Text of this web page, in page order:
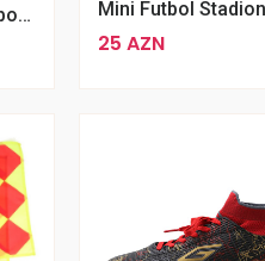
Rəngli Konuslar Futbol Məşqləri Üçün
25 AZN